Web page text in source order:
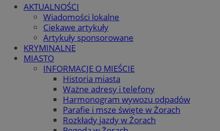
AKTUALNOŚCI
Wiadomości lokalne
Ciekawe artykuły
Artykuły sponsorowane
KRYMINALNE
MIASTO
INFORMACJE O MIEŚCIE
Historia miasta
Ważne adresy i telefony
Harmonogram wywozu odpadów
Parafie i msze święte w Żorach
Rozkłady jazdy w Żorach